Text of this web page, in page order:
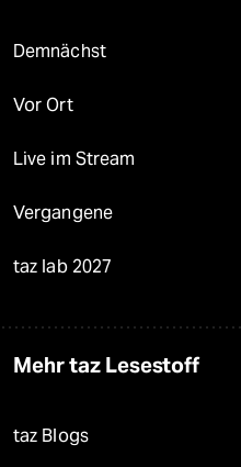
Demnächst
Vor Ort
Live im Stream
Vergangene
taz lab 2027
Mehr taz Lesestoff
taz Blogs